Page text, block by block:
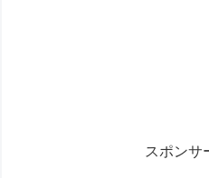
スポンサ